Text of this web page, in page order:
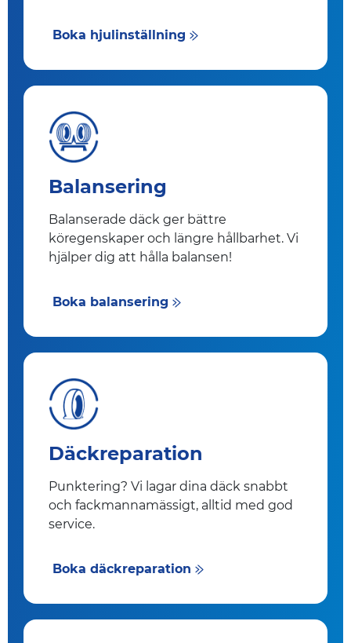
Boka hjulinställning
Balansering
Balanserade däck ger bättre
köregenskaper och längre hållbarhet. Vi
hjälper dig att hålla balansen!
Boka balansering
Däckreparation
Punktering? Vi lagar dina däck snabbt
och fackmannamässigt, alltid med god
service.
Boka däckreparation